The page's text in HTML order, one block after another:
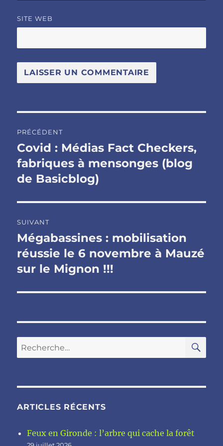
SITE WEB
de
l’article
PRÉCÉDENT
Publication
précédente :
Covid : Médias Fact Checkers,
fabriques à mensonges (blog
de Basicblog)
SUIVANT
Publication
suivante :
Mégabassines : mobilisation
réussie le 6 novembre à Mauzé
sur le Mignon !!!
Recherche
pour :
ARTICLES RÉCENTS
Feux en Gironde : l’arbre qui cache la forêt